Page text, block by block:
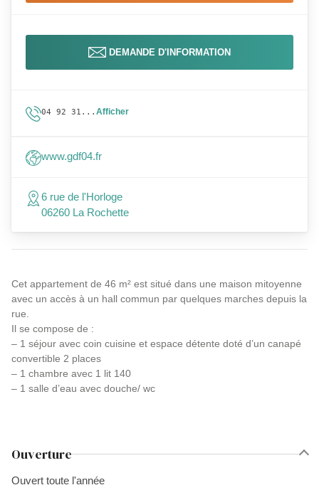
Cet appartement de 46 m² est situé dans une maison mitoyenne
avec un accès à un hall commun par quelques marches depuis la
rue.
Il se compose de :
– 1 séjour avec coin cuisine et espace détente doté d’un canapé
convertible 2 places
– 1 chambre avec 1 lit 140
– 1 salle d’eau avec douche/ wc
Ouverture
Ouvert toute l'année
DEMANDE D'INFORMATION
04 92 31... Afficher
www.gdf04.fr
6 rue de l'Horloge
06260 La Rochette